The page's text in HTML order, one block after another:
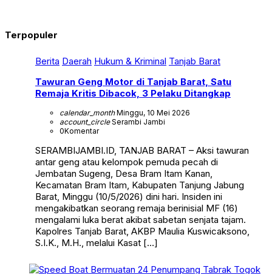
Terpopuler
Berita Daerah Hukum & Kriminal Tanjab Barat
Tawuran Geng Motor di Tanjab Barat, Satu
Remaja Kritis Dibacok, 3 Pelaku Ditangkap
calendar_monthMinggu, 10 Mei 2026
account_circleSerambi Jambi
0Komentar
SERAMBIJAMBI.ID, TANJAB BARAT – Aksi tawuran
antar geng atau kelompok pemuda pecah di
Jembatan Sugeng, Desa Bram Itam Kanan,
Kecamatan Bram Itam, Kabupaten Tanjung Jabung
Barat, Minggu (10/5/2026) dini hari. Insiden ini
mengakibatkan seorang remaja berinisial MF (16)
mengalami luka berat akibat sabetan senjata tajam.
Kapolres Tanjab Barat, AKBP Maulia Kuswicaksono,
S.I.K., M.H., melalui Kasat […]